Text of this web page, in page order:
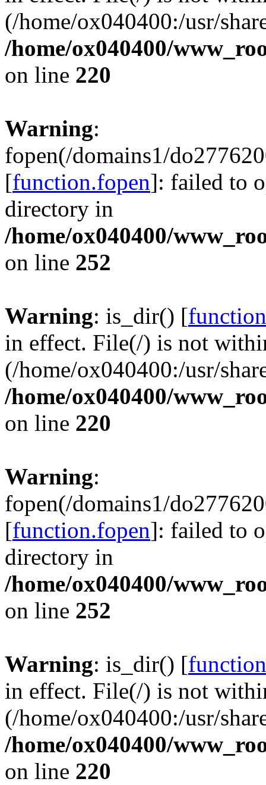
(/home/ox040400:/usr/
/home/ox040400/
on line 220
Warning:
fopen(/domains1/
[function.fopen]: failed to
directory in
/home/ox040400/
on line 252
Warning: is_dir() [
in effect. File(/) is not
(/home/ox040400:/usr/
/home/ox040400/
on line 220
Warning:
fopen(/domains1/
[function.fopen]: failed to
directory in
/home/ox040400/
on line 252
Warning: is_dir() [
in effect. File(/) is not
(/home/ox040400:/usr/
/home/ox040400/
on line 220